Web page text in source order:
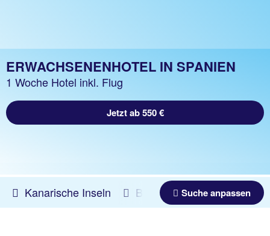
ERWACHSENENHOTEL IN SPANIEN
1 Woche Hotel inkl. Flug
Jetzt ab 550 €
Kanarische Inseln Beliebig 11.08.2026 -
Suche anpassen